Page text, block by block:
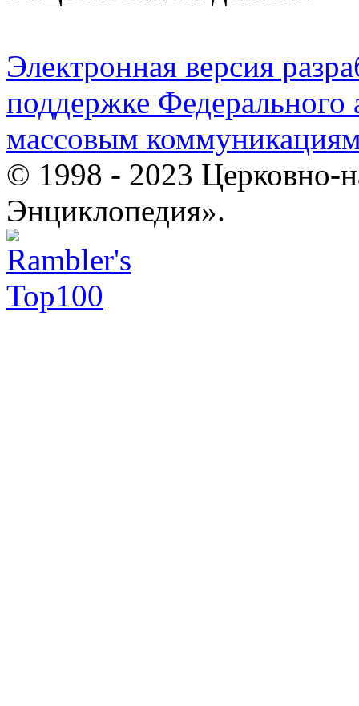
Электронная версия
поддержке Федерального
массовым
© 1998 - 2023 Церковно-
Энциклопедия».